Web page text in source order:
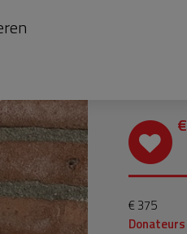
€
€ 375
Donateurs